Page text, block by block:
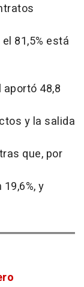
81,5% está
48,8
y la salida
que, por
y